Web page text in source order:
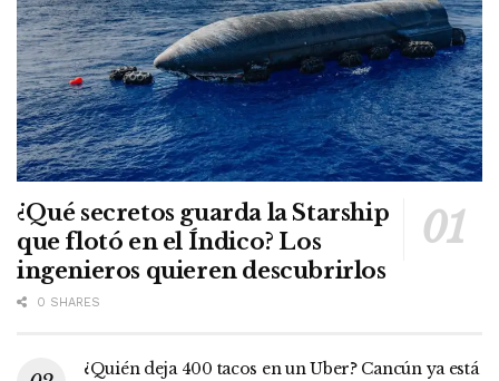
¿Qué secretos guarda la Starship
que flotó en el Índico? Los
ingenieros quieren descubrirlos
0 SHARES
¿Quién deja 400 tacos en un Uber? Cancún ya está